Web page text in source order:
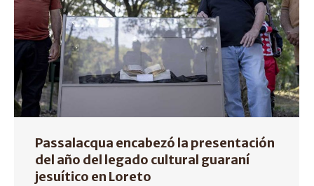
Passalacqua encabezó la presentación
del año del legado cultural guaraní
jesuítico en Loreto